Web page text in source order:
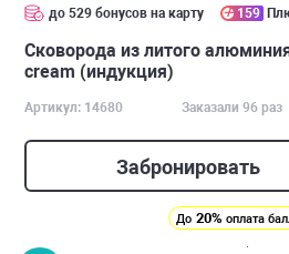
до 529 бонусов на карту 159
Сковорода из литого
cream (индукция)
Артикул: 14680 Заказали 96 раз
Забронировать
До 20% оплата